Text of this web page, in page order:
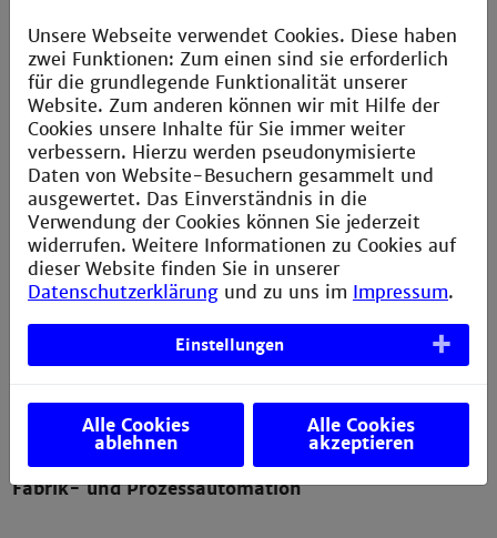
Lösung:
Die Lösung findet sich im ProjektU8_6_Sim-
Regler.project. Nachfolgend die Logik der
Simulationsprogramme LIC200_SIM
und LS300_SIM
Speicherprogrammierbare Steuerungen für die
Fabrik- und Prozessautomation
Unsere Webseite verwendet Cookies. Diese haben
zwei Funktionen: Zum einen sind sie erforderlich
für die grundlegende Funktionalität unserer
Website. Zum anderen können wir mit Hilfe der
Cookies unsere Inhalte für Sie immer weiter
verbessern. Hierzu werden pseudonymisierte
Daten von Website-Besuchern gesammelt und
ausgewertet. Das Einverständnis in die
Verwendung der Cookies können Sie jederzeit
widerrufen. Weitere Informationen zu Cookies auf
dieser Website finden Sie in unserer
Datenschutzerklärung und zu uns im Impressum.
Einstellungen
Alle Cookies
ablehnen
Alle Cookies
akzeptieren